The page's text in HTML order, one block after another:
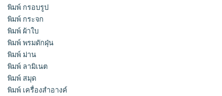
พิมพ์ กรอบรูป
พิมพ์ กระจก
พิมพ์ ผ้าใบ
พิมพ์ พรมดักฝุ่น
พิมพ์ ม่าน
พิมพ์ ลามิเนต
พิมพ์ สมุด
พิมพ์ เครื่องสําอางค์